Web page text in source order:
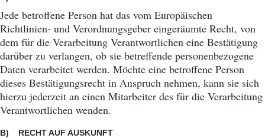
PETZOWER PICKNICK 2026
GUTSCHEINE
PRESSE
KONTAKT
Fischerstraße 48b
14542 Werder Havel
info@alte-ueberfahrt.de
Jede betroffene Person hat das vom Europäischen
Richtlinien- und Verordnungsgeber eingeräumte Recht, von
dem für die Verarbeitung Verantwortlichen eine Bestätigung
darüber zu verlangen, ob sie betreffende personenbezogene
Daten verarbeitet werden. Möchte eine betroffene Person
dieses Bestätigungsrecht in Anspruch nehmen, kann sie sich
hierzu jederzeit an einen Mitarbeiter des für die Verarbeitung
Verantwortlichen wenden.
B) RECHT AUF AUSKUNFT